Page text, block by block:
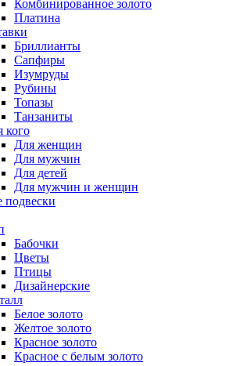
Комбинированное золото
Платина
Бриллианты
Сапфиры
Изумруды
Рубины
Топазы
Танзаниты
кого
Для женщин
Для мужчин
Для детей
Для мужчин и женщин
подвески
Бабочки
Цветы
Птицы
Дизайнерские
Белое золото
Желтое золото
Красное золото
Красное с белым золото